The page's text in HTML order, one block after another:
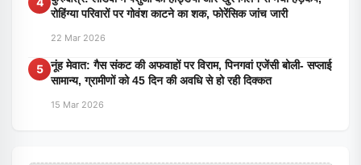
रोहिंग्या परिवारों पर गोवंश काटने का शक, फोरेंसिक जांच जारी
22 Mar 2026
5 नूंह मेवात: गैस संकट की अफवाहों पर विराम, पिनगवां एजेंसी बोली- सप्लाई
सामान्य, ग्रामीणों को 45 दिन की अवधि से हो रही दिक्कत
15 Mar 2026